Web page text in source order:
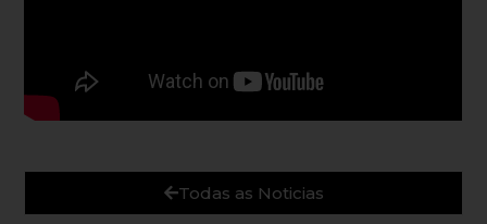
Todas as Noticias